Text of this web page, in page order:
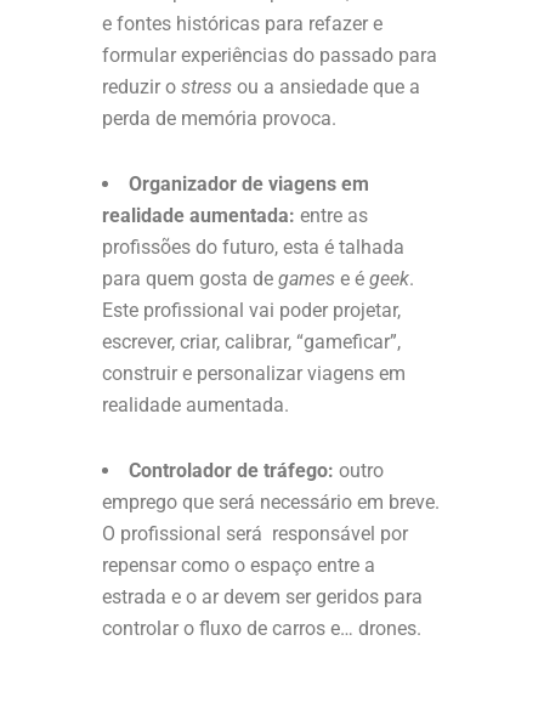
e fontes históricas para refazer e
formular experiências do passado para
reduzir o stress ou a ansiedade que a
perda de memória provoca.
Organizador de viagens em
realidade aumentada: entre as
profissões do futuro, esta é talhada
para quem gosta de games e é geek.
Este profissional vai poder projetar,
escrever, criar, calibrar, “gameficar”,
construir e personalizar viagens em
realidade aumentada.
Controlador de tráfego: outro
emprego que será necessário em breve.
O profissional será responsável por
repensar como o espaço entre a
estrada e o ar devem ser geridos para
controlar o fluxo de carros e… drones.